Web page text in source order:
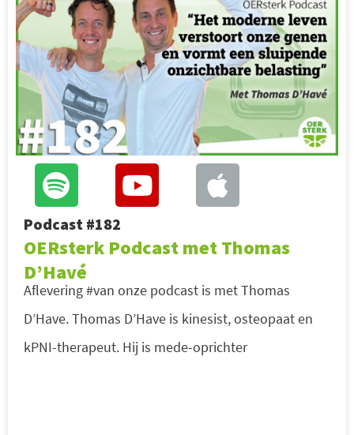
Podcast #182
OERsterk Podcast met Thomas
D’Havé
Aflevering #van onze podcast is met Thomas
D’Have. Thomas D’Have is kinesist, osteopaat en
kPNI-therapeut. Hij is mede-oprichter